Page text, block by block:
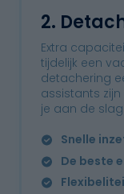
2.
Extra
tijdelijk een
detachering
assistants
je aan de slag.
Snelle
De beste